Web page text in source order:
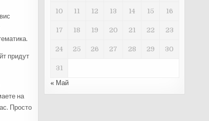
придут
на
Просто
10 11 12 13 14 15 16
17 18 19 20 21 22 23
24 25 26 27 28 29 30
31
« Май